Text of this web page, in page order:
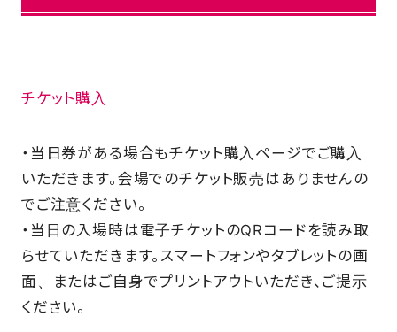
チケット購入
・当日券がある場合もチケット購入ページでご購入
いただきます。会場でのチケット販売はありませんの
でご注意ください。
・当日の入場時は電子チケットのQRコードを読み取
らせていただきます。スマートフォンやタブレットの画
面、またはご自身でプリントアウトいただき、ご提示
ください。